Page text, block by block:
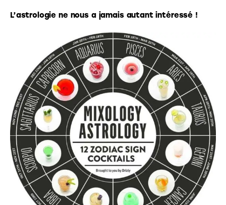
L’astrologie ne nous a jamais autant intéressé !